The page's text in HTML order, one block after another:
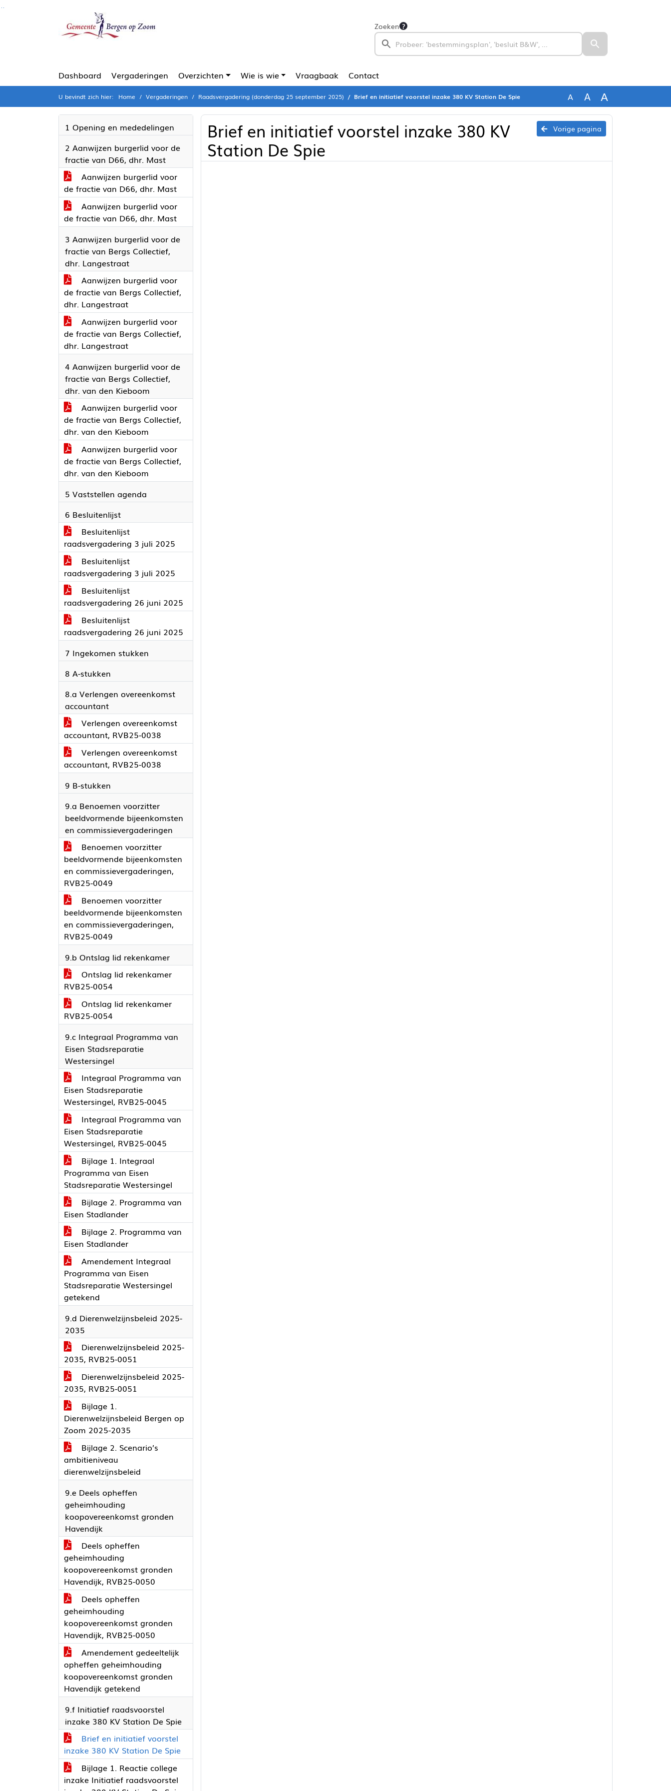
Ga naar de inhoud van deze pagina
Zoeken
Dashboard Vergaderingen Overzichten Wie is wie Vraagbaak Contact
U bevindt zich hier: Home Vergaderingen Raadsvergadering (donderdag 25 september 2025) Brief en initiatief voorstel inzake 380 KV Station De Spie A A A
1 Opening en mededelingen
2 Aanwijzen burgerlid voor de
fractie van D66, dhr. Mast
Aanwijzen burgerlid voor
de fractie van D66, dhr. Mast
Aanwijzen burgerlid voor
de fractie van D66, dhr. Mast
3 Aanwijzen burgerlid voor de
fractie van Bergs Collectief,
dhr. Langestraat
Aanwijzen burgerlid voor
de fractie van Bergs Collectief,
dhr. Langestraat
Aanwijzen burgerlid voor
de fractie van Bergs Collectief,
dhr. Langestraat
4 Aanwijzen burgerlid voor de
fractie van Bergs Collectief,
dhr. van den Kieboom
Aanwijzen burgerlid voor
de fractie van Bergs Collectief,
dhr. van den Kieboom
Aanwijzen burgerlid voor
de fractie van Bergs Collectief,
dhr. van den Kieboom
5 Vaststellen agenda
6 Besluitenlijst
Besluitenlijst
raadsvergadering 3 juli 2025
Besluitenlijst
raadsvergadering 3 juli 2025
Besluitenlijst
raadsvergadering 26 juni 2025
Besluitenlijst
raadsvergadering 26 juni 2025
7 Ingekomen stukken
8 A-stukken
8.a Verlengen overeenkomst
accountant
Verlengen overeenkomst
accountant, RVB25-0038
Verlengen overeenkomst
accountant, RVB25-0038
9 B-stukken
9.a Benoemen voorzitter
beeldvormende bijeenkomsten
en commissievergaderingen
Benoemen voorzitter
beeldvormende bijeenkomsten
en commissievergaderingen,
RVB25-0049
Benoemen voorzitter
beeldvormende bijeenkomsten
en commissievergaderingen,
RVB25-0049
9.b Ontslag lid rekenkamer
Ontslag lid rekenkamer
RVB25-0054
Ontslag lid rekenkamer
RVB25-0054
9.c Integraal Programma van
Eisen Stadsreparatie
Westersingel
Integraal Programma van
Eisen Stadsreparatie
Westersingel, RVB25-0045
Integraal Programma van
Eisen Stadsreparatie
Westersingel, RVB25-0045
Bijlage 1. Integraal
Programma van Eisen
Stadsreparatie Westersingel
Bijlage 2. Programma van
Eisen Stadlander
Bijlage 2. Programma van
Eisen Stadlander
Amendement Integraal
Programma van Eisen
Stadsreparatie Westersingel
getekend
9.d Dierenwelzijnsbeleid 2025-
2035
Dierenwelzijnsbeleid 2025-
2035, RVB25-0051
Dierenwelzijnsbeleid 2025-
2035, RVB25-0051
Bijlage 1.
Dierenwelzijnsbeleid Bergen op
Zoom 2025-2035
Bijlage 2. Scenario’s
ambitieniveau
dierenwelzijnsbeleid
9.e Deels opheffen
geheimhouding
koopovereenkomst gronden
Havendijk
Deels opheffen
geheimhouding
koopovereenkomst gronden
Havendijk, RVB25-0050
Deels opheffen
geheimhouding
koopovereenkomst gronden
Havendijk, RVB25-0050
Amendement gedeeltelijk
opheffen geheimhouding
koopovereenkomst gronden
Havendijk getekend
9.f Initiatief raadsvoorstel
inzake 380 KV Station De Spie
Brief en initiatief voorstel
inzake 380 KV Station De Spie
Bijlage 1. Reactie college
inzake Initiatief raadsvoorstel
Vorige pagina
Brief en initiatief voorstel inzake 380 KV
Station De Spie